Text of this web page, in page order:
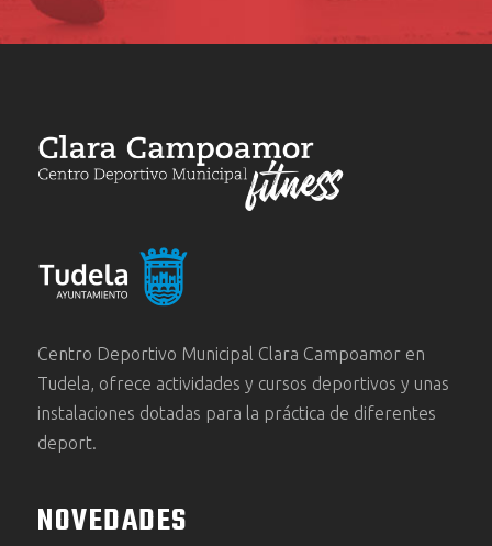
Centro Deportivo Municipal Clara Campoamor en
Tudela, ofrece actividades y cursos deportivos y unas
instalaciones dotadas para la práctica de diferentes
deport.
NOVEDADES